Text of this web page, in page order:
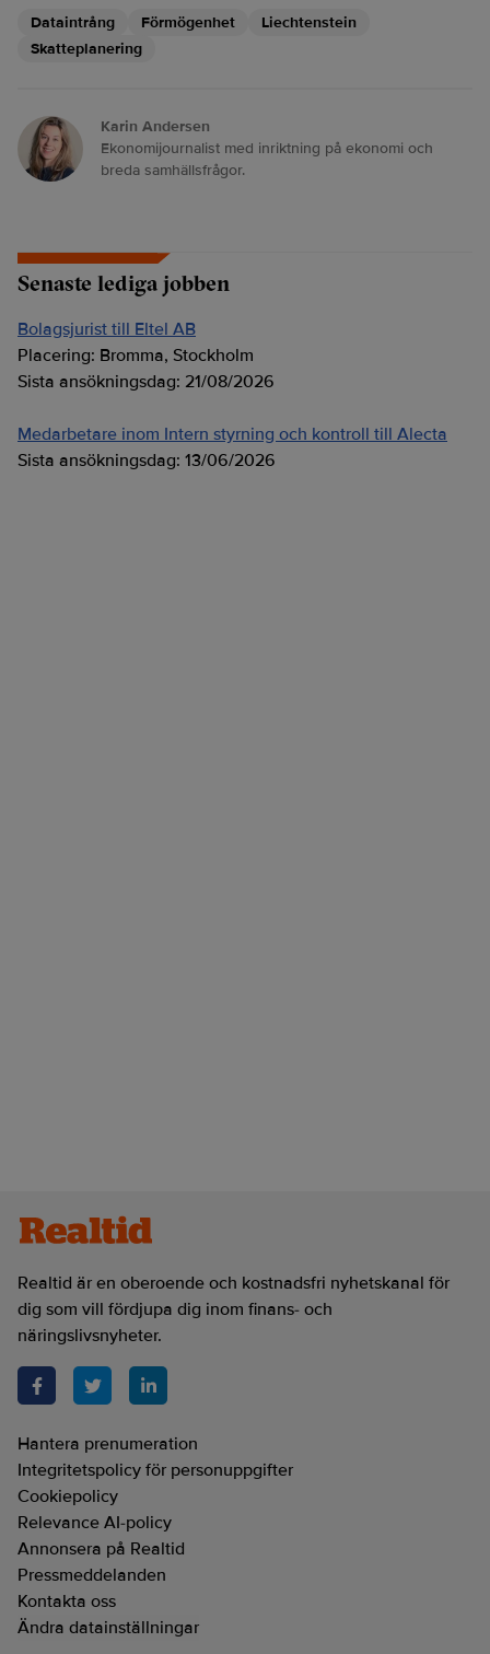
Dataintrång Förmögenhet
Liechtenstein
Skatteplanering
Karin Andersen
Ekonomijournalist med inriktning på ekonomi och
breda samhällsfrågor.
Senaste lediga jobben
Bolagsjurist till Eltel AB
Placering: Bromma, Stockholm
Sista ansökningsdag: 21/08/2026
Medarbetare inom Intern styrning och kontroll till Alecta
Sista ansökningsdag: 13/06/2026
Realtid är en oberoende och kostnadsfri nyhetskanal för
dig som vill fördjupa dig inom finans- och
näringslivsnyheter.
Hantera prenumeration
Integritetspolicy för personuppgifter
Cookiepolicy
Relevance AI-policy
Annonsera på Realtid
Pressmeddelanden
Kontakta oss
Ändra datainställningar